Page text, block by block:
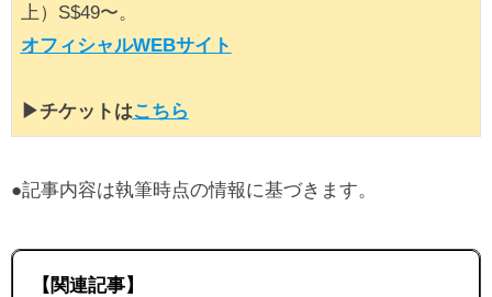
上）S$49〜。
オフィシャルWEBサイト
▶チケットはこちら
●記事内容は執筆時点の情報に基づきます。
【関連記事】